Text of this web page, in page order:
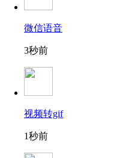
微信语音
3秒前
视频转gif
1秒前